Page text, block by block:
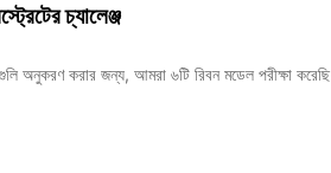
চ্যালেঞ্জ
অনুকরণ করার জন্য, আমরা ৬টি রিবন মডেল পরীক্ষা করেছি